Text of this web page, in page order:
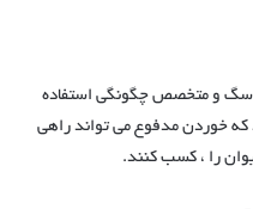
سگ و متخصص چگونگی استفاده
که خوردن مدفوع می تواند راهی
را ، کسب کنند.